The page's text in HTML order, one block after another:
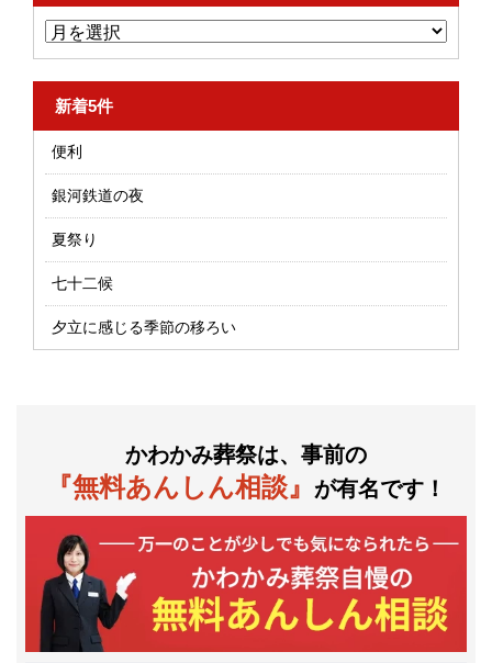
新着5件
便利
銀河鉄道の夜
夏祭り
七十二候
夕立に感じる季節の移ろい
かわかみ葬祭は、事前の
『無料あんしん相談』 が有名です！